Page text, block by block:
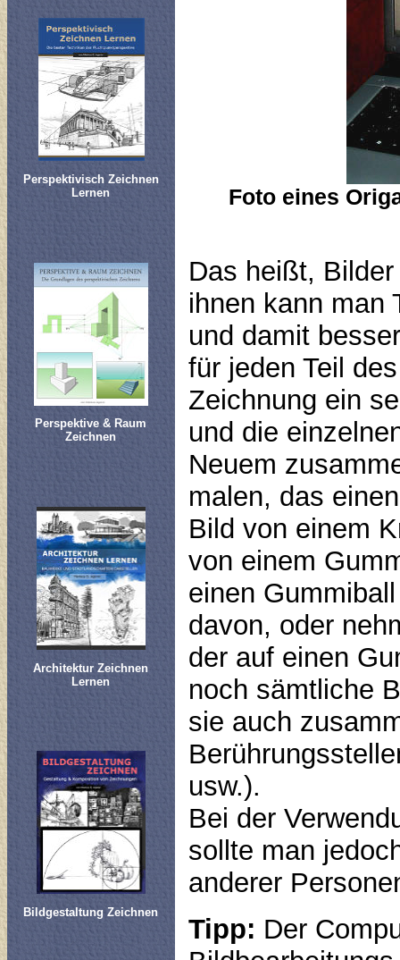
Perspektivisch Zeichnen
Lernen
Perspektive & Raum
Zeichnen
Architektur Zeichnen
Lernen
Bildgestaltung Zeichnen
Foto eines
Das heißt,
ihnen kann man
und damit
für jeden Teil
Zeichnung ein
und die
Neuem
malen, das
Bild von einem
von einem
einen
davon, oder
der auf einen
noch sämtliche
sie auch
usw.).
Bei der
sollte man
anderer
Tipp: Der